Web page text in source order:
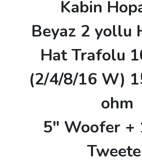
Kabin
Beyaz 2 yollu
Hat Trafolu
(2/4/8/16 W)
ohm
5" Woofer +